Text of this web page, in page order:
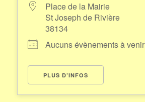
Place de la Mairie
St Joseph de Rivière
38134
Aucuns évènements à venir
PLUS D’INFOS